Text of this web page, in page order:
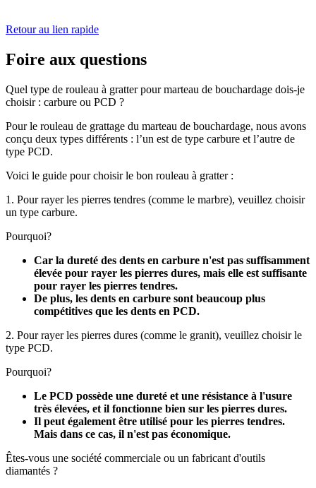
Retour au lien rapide
Foire aux questions
Quel type de rouleau à gratter pour marteau de bouchardage dois-je
choisir : carbure ou PCD ?
Pour le rouleau de grattage du marteau de bouchardage, nous avons
conçu deux types différents : l’un est de type carbure et l’autre de
type PCD.
Voici le guide pour choisir le bon rouleau à gratter :
1. Pour rayer les pierres tendres (comme le marbre), veuillez choisir
un type carbure.
Pourquoi?
Car la dureté des dents en carbure n'est pas suffisamment
élevée pour rayer les pierres dures, mais elle est suffisante
pour rayer les pierres tendres.
De plus, les dents en carbure sont beaucoup plus
compétitives que les dents en PCD.
2. Pour rayer les pierres dures (comme le granit), veuillez choisir le
type PCD.
Pourquoi?
Le PCD possède une dureté et une résistance à l'usure
très élevées, et il fonctionne bien sur les pierres dures.
Il peut également être utilisé pour les pierres tendres.
Mais dans ce cas, il n'est pas économique.
Êtes-vous une société commerciale ou un fabricant d'outils
diamantés ?